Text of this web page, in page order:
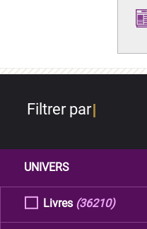
Filtrer par
UNIVERS
Livres (36210)